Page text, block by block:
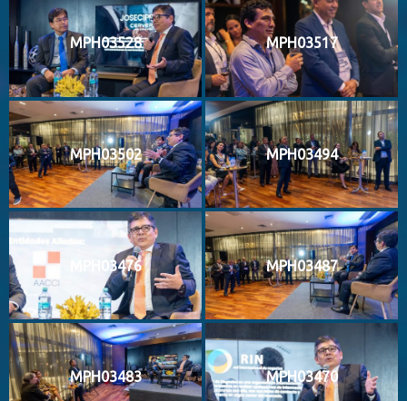
MPH03528 MPH03517
MPH03502 MPH03494
MPH03476 MPH03487
MPH03483 MPH03470